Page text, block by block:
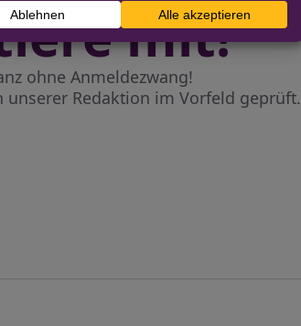
mit!
ohne Anmeldezwang!
Redaktion im Vorfeld geprüft.